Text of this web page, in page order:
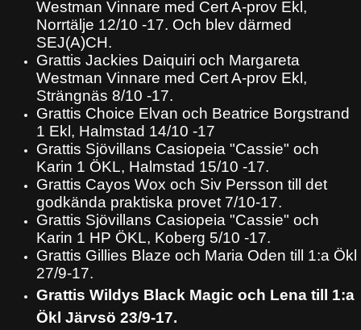
Westman Vinnare med Cert A-prov Ekl,
Norrtälje 12/10 -17. Och blev därmed
SEJ(A)CH.
Grattis Jackies Daiquiri och Margareta
Westman Vinnare med Cert A-prov Ekl,
Strängnäs 8/10 -17.
Grattis Choice Elvan och Beatrice Borgstrand
1 Ekl, Halmstad 14/10 -17
Grattis Sjövillans Casiopeia "Cassie" och
Karin 1 ÖKL, Halmstad 15/10 -17.
Grattis Cayos Wox och Siv Persson till det
godkända praktiska provet 7/10-17.
Grattis Sjövillans Casiopeia "Cassie" och
Karin 1 HP ÖKL, Koberg 5/10 -17.
Grattis Gillies Blaze och Maria Oden till 1:a Ökl
27/9-17.
Grattis Wildys Black Magic och Lena till 1:a
Ökl Järvsö 23/9-17.